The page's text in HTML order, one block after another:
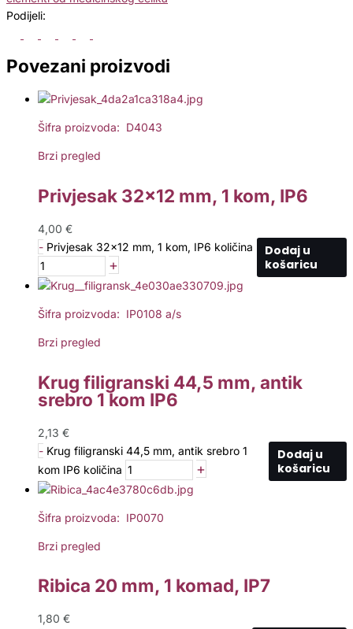
Podijeli:
Povezani proizvodi
Šifra proizvoda: D4043
Brzi pregled
Privjesak 32×12 mm, 1 kom, IP6
4,00 €
- Privjesak 32x12 mm, 1 kom, IP6 količina
+
Dodaj u
košaricu
Šifra proizvoda: IP0108 a/s
Brzi pregled
Krug filigranski 44,5 mm, antik
srebro 1 kom IP6
2,13 €
- Krug filigranski 44,5 mm, antik srebro 1
kom IP6 količina
+
Dodaj u
košaricu
Šifra proizvoda: IP0070
Brzi pregled
Ribica 20 mm, 1 komad, IP7
1,80 €